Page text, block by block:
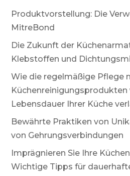
Produktvorstellung: Die
MitreBond
Die Zukunft der
Klebstoffen und
Wie die regelmäßige Pflege
Küchenreinigungsprodukten
Lebensdauer Ihrer Küche
Bewährte Praktiken von
von Gehrungsverbindungen
Imprägnieren Sie Ihre
Wichtige Tipps für